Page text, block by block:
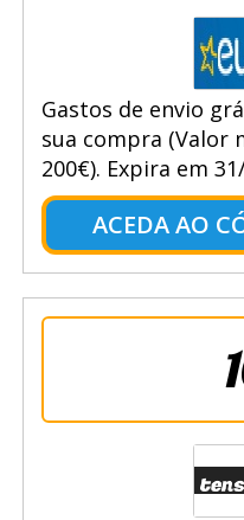
Gastos de envio
sua compra (Valor
200€). Expira em
ACEDA AO